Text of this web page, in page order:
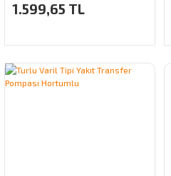
1.599,65 TL